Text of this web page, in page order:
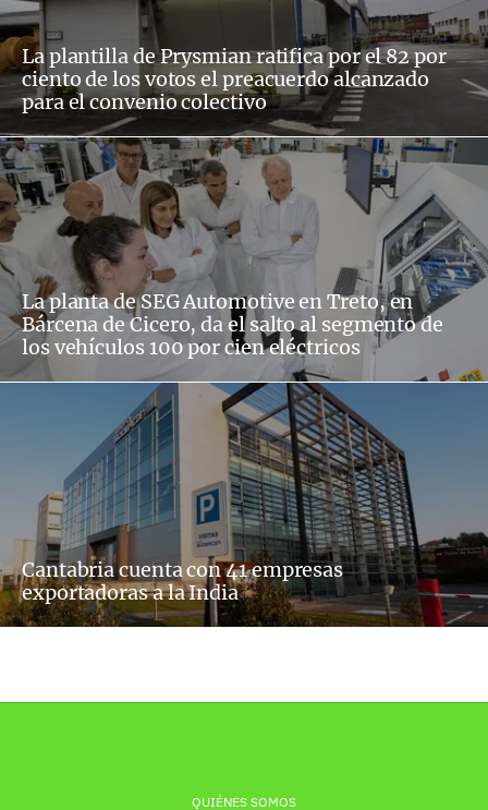
La plantilla de Prysmian ratifica por el 82 por
ciento de los votos el preacuerdo alcanzado
para el convenio colectivo
La planta de SEG Automotive en Treto, en
Bárcena de Cicero, da el salto al segmento de
los vehículos 100 por cien eléctricos
Cantabria cuenta con 41 empresas
exportadoras a la India
QUIÉNES SOMOS